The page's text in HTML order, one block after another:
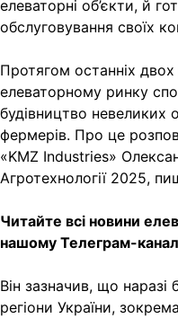
Протягом останніх
елеваторному ринку
будівництво невеликих
фермерів. Про це
«KMZ Industries»
Агротехнології 2025,
Читайте всі новини
нашому Телеграм-
Він зазначив, що наразі
регіони України,